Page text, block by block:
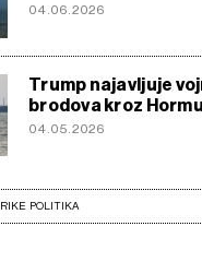
04.06.2026
Trump najavljuje
brodova kroz
04.05.2026
POLITIKA